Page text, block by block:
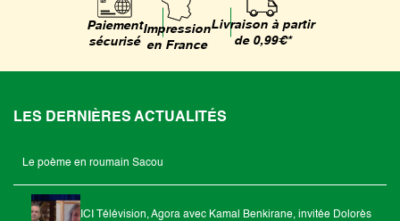
Paiement
sécurisé
Impression
en France
Livraison à partir
de 0,99€*
LES DERNIÈRES ACTUALITÉS
Le poème en roumain Sacou
ICI Télévision, Agora avec Kamal Benkirane, invitée Dolorès